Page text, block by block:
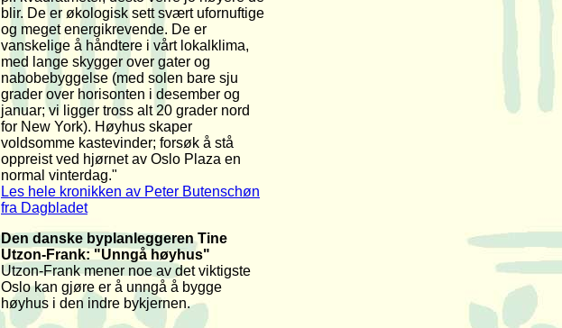
blir. De er økologisk sett svært ufornuftige
og meget energikrevende. De er
vanskelige å håndtere i vårt lokalklima,
med lange skygger over gater og
nabobebyggelse (med solen bare sju
grader over horisonten i desember og
januar; vi ligger tross alt 20 grader nord
for New York). Høyhus skaper
voldsomme kastevinder; forsøk å stå
oppreist ved hjørnet av Oslo Plaza en
normal vinterdag."
Les hele kronikken av Peter Butenschøn
fra Dagbladet
Den danske byplanleggeren Tine
Utzon-Frank: "Unngå høyhus"
Utzon-Frank mener noe av det viktigste
Oslo kan gjøre er å unngå å bygge
høyhus i den indre bykjernen.